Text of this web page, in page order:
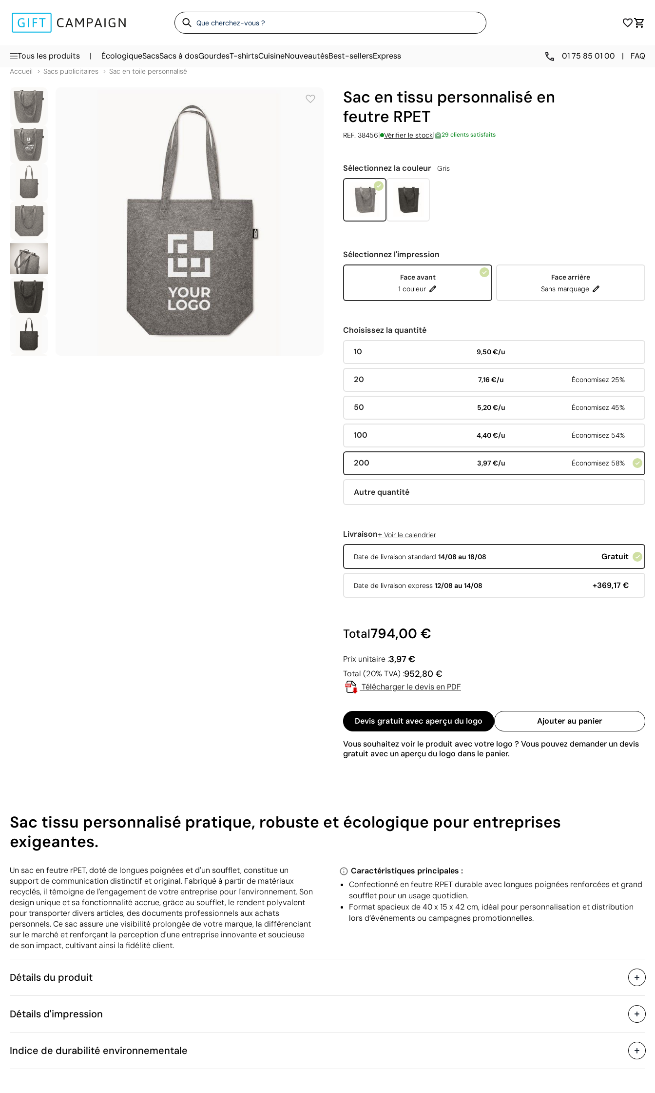
Tous les produits | ÉcologiqueSacsSacs à dosGourdesT-shirtsCuisineNouveautésBest-sellersExpress 01 75 85 01 00 | FAQ
Accueil Sacs publicitaires Sac en toile personnalisé
Sac en tissu personnalisé en
feutre RPET
REF. 38456| Vérifier le stock| 29 clients satisfaits
Sélectionnez la couleur Gris
Sélectionnez l'impression
Face avant
1 couleur
Face arrière
Sans marquage
Choisissez la quantité
10 9,50 €/u
20 7,16 €/u Économisez 25%
50 5,20 €/u Économisez 45%
100 4,40 €/u Économisez 54%
200 3,97 €/u Économisez 58%
Autre quantité
Livraison+ Voir le calendrier
Date de livraison standard 14/08 au 18/08 Gratuit
Date de livraison express 12/08 au 14/08 +369,17 €
Total794,00 €
Prix unitaire :3,97 €
Total (20% TVA) :952,80 €
Télécharger le devis en PDF
Devis gratuit avec aperçu du logo Ajouter au panier
Vous souhaitez voir le produit avec votre logo ? Vous pouvez demander un devis
gratuit avec un aperçu du logo dans le panier.
Sac tissu personnalisé pratique, robuste et écologique pour entreprises
exigeantes.
Un sac en feutre rPET, doté de longues poignées et d'un soufflet, constitue un
support de communication distinctif et original. Fabriqué à partir de matériaux
recyclés, il témoigne de l'engagement de votre entreprise pour l'environnement. Son
design unique et sa fonctionnalité accrue, grâce au soufflet, le rendent polyvalent
pour transporter divers articles, des documents professionnels aux achats
personnels. Ce sac assure une visibilité prolongée de votre marque, la différenciant
sur le marché et renforçant la perception d'une entreprise innovante et soucieuse
de son impact, cultivant ainsi la fidélité client.
Caractéristiques principales :
Confectionné en feutre RPET durable avec longues poignées renforcées et grand
soufflet pour un usage quotidien.
Format spacieux de 40 x 15 x 42 cm, idéal pour personnalisation et distribution
lors d’événements ou campagnes promotionnelles.
Détails du produit
Caractéristiques
Code du produit
Poids
208 g
Matière
Feutre RPET
Emballage
Poids de la boîte extérieure
9.94 kg
Détails d'impression
Impression en relief
Indice de durabilité environnementale